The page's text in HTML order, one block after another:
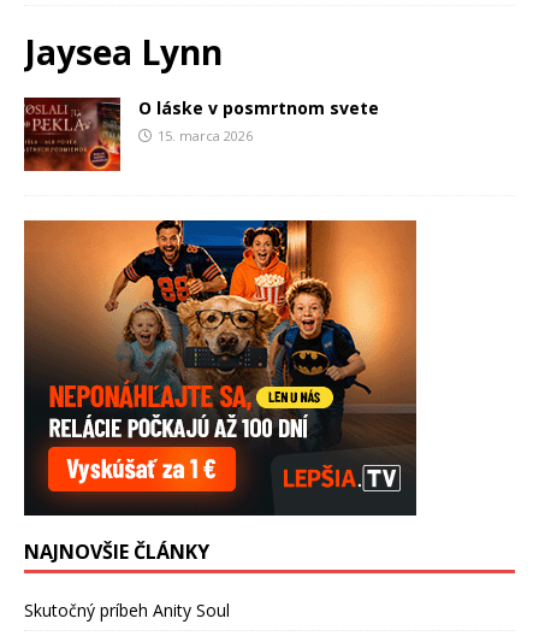
Jaysea Lynn
O láske v posmrtnom svete
15. marca 2026
NAJNOVŠIE ČLÁNKY
Skutočný príbeh Anity Soul